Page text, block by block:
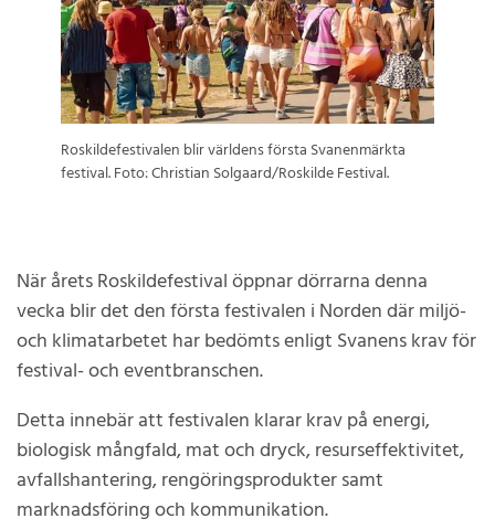
Roskildefestivalen blir världens första Svanenmärkta
festival. Foto: Christian Solgaard/Roskilde Festival.
När årets Roskildefestival öppnar dörrarna denna
vecka blir det den första festivalen i Norden där miljö-
och klimatarbetet har bedömts enligt Svanens krav för
festival- och eventbranschen.
Detta innebär att festivalen klarar krav på energi,
biologisk mångfald, mat och dryck, resurseffektivitet,
avfallshantering, rengöringsprodukter samt
marknadsföring och kommunikation.